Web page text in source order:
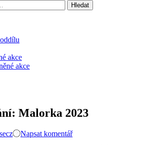
akce
akce
Malorka 2023
Napsat komentář